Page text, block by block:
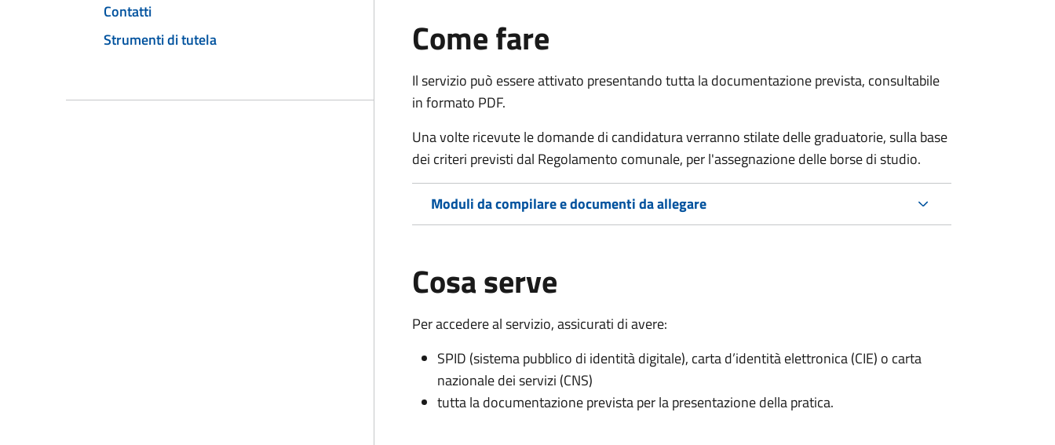
Contatti
Strumenti di tutela
Come fare
Il servizio può essere attivato presentando tutta la documentazione prevista, consultabile
in formato PDF.
Una volte ricevute le domande di candidatura verranno stilate delle graduatorie, sulla base
dei criteri previsti dal Regolamento comunale, per l'assegnazione delle borse di studio.
Moduli da compilare e documenti da allegare
Cosa serve
Per accedere al servizio, assicurati di avere:
SPID (sistema pubblico di identità digitale), carta d’identità elettronica (CIE) o carta
nazionale dei servizi (CNS)
tutta la documentazione prevista per la presentazione della pratica.